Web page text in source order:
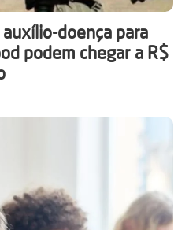
auxílio-doença para
podem chegar a R$